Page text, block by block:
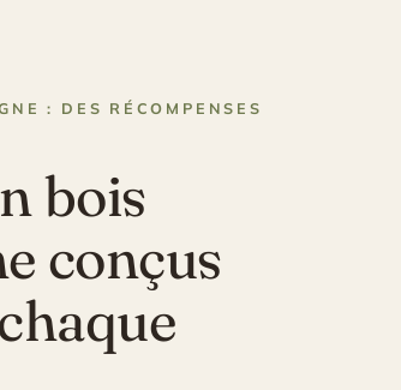
: DES RÉCOMPENSES
bois
conçus